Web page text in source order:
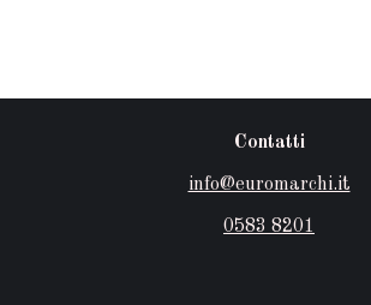
Contatti
info@euromarchi.it
0583 8201